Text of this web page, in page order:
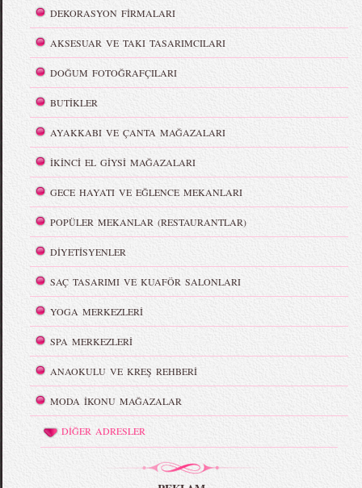
DEKORASYON FİRMALARI
AKSESUAR VE TAKI TASARIMCILARI
DOĞUM FOTOĞRAFÇILARI
BUTİKLER
AYAKKABI VE ÇANTA MAĞAZALARI
İKİNCİ EL GİYSİ MAĞAZALARI
GECE HAYATI VE EĞLENCE MEKANLARI
POPÜLER MEKANLAR (RESTAURANTLAR)
DİYETİSYENLER
SAÇ TASARIMI VE KUAFÖR SALONLARI
YOGA MERKEZLERİ
SPA MERKEZLERİ
ANAOKULU VE KREŞ REHBERİ
MODA İKONU MAĞAZALAR
DİĞER ADRESLER